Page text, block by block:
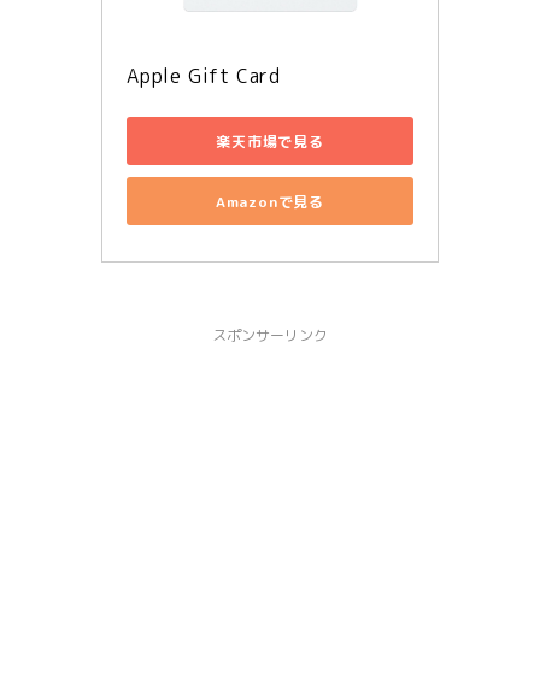
Apple Gift Card
楽天市場で見る
Amazonで見る
スポンサーリンク